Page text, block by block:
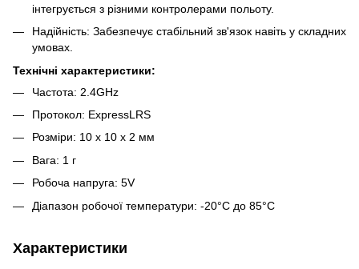
інтегрується з різними контролерами польоту.
Надійність: Забезпечує стабільний зв'язок навіть у складних
умовах.
Технічні характеристики:
Частота: 2.4GHz
Протокол: ExpressLRS
Розміри: 10 x 10 x 2 мм
Вага: 1 г
Робоча напруга: 5V
Діапазон робочої температури: -20°C до 85°C
Характеристики